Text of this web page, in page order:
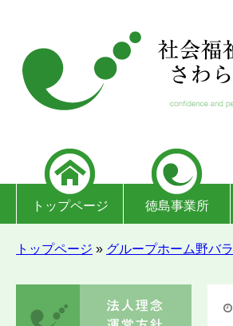
トップページ 徳島事業所
トップページ » グループホーム野バラ